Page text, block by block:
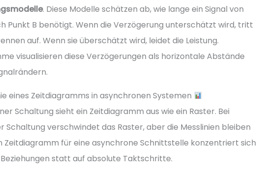
. Diese Modelle schätzen ab, wie lange ein Signal von
Punkt B benötigt. Wenn die Verzögerung unterschätzt wird, tritt
auf. Wenn sie überschätzt wird, leidet die Leistung.
visualisieren diese Verzögerungen als horizontale Abstände
eines Zeitdiagramms in asynchronen Systemen
Schaltung sieht ein Zeitdiagramm aus wie ein Raster. Bei
Schaltung verschwindet das Raster, aber die Messlinien bleiben
Zeitdiagramm für eine asynchrone Schnittstelle konzentriert sich
statt auf absolute Taktschritte.